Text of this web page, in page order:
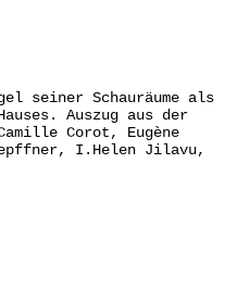
seiner Schauräume als
Auszug aus der
Corot, Eugène
I.Helen Jilavu,